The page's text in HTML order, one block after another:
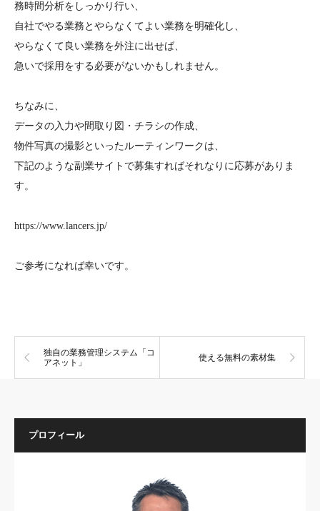
務時間分析をしっかり行い、
自社でやる業務とやらなくてよい業務を明確化し、
やらなくて良い業務を外注に出せば、
急いで採用をする必要がないかもしれません。
ちなみに、
データの入力や間取り図・チラシの作成、
物件写真の撮影といったルーティンワークは、
下記のような副業サイトで募集すればそれなりに応募がありま
す。
https://www.lancers.jp/
ご参考になれば幸いです。
独自の業務管理システム「コ
アネット」
使える無料の素材集
プロフィール